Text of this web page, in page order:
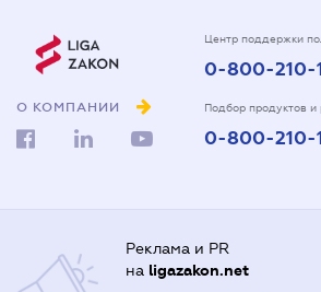
О КОМПАНИИ
Центр поддержки
0-800-210-
Подбор продуктов и
0-800-210-
Реклама и PR
на ligazakon.net